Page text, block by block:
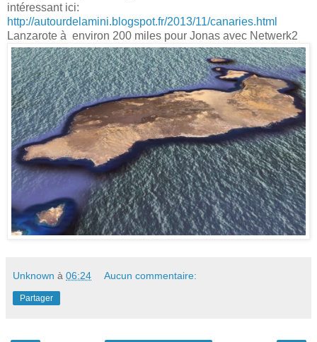
intéressant ici:
http://autourdelamini.blogspot.fr/2013/11/canaries.html
Lanzarote à environ 200 miles pour Jonas avec Netwerk2
Unknown à 06:24 Aucun commentaire:
Partager